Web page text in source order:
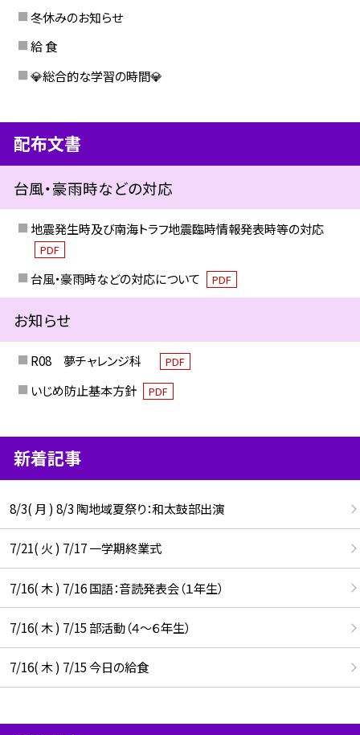
冬休みのお知らせ
給 食
💎総合的な学習の時間💎
配布文書
台風・豪雨時などの対応
地震発生時及び南海トラフ地震臨時情報発表時等の対応
PDF
台風・豪雨時などの対応について PDF
お知らせ
R08 夢チャレンジ科 PDF
いじめ防止基本方針 PDF
新着記事
8/3( 月 ) 8/3 陶地域夏祭り：和太鼓部出演
7/21( 火 ) 7/17 一学期終業式
7/16( 木 ) 7/16 国語：音読発表会（１年生）
7/16( 木 ) 7/15 部活動（４～６年生）
7/16( 木 ) 7/15 今日の給食